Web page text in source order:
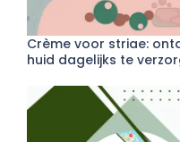
Crème voor striae:
huid dagelijks te